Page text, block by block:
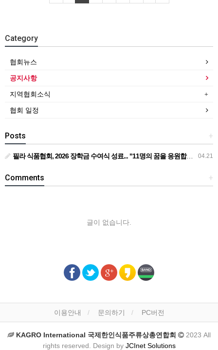
Category
협회뉴스
공지사항
지역협회소식
협회 일정
+
Posts
04.21
필라 식품협회, 2026 장학금 수여식 성료... "11명의 꿈을 응원합니다"... 필라 식품협회, 1만 1천 달러 장학금 전달
+
Comments
글이 없습니다.
이용안내 문의하기 PC버전
KAGRO International 국제한인식품주류상총연합회
2023 All
rights reserved. Design by JCInet Solutions